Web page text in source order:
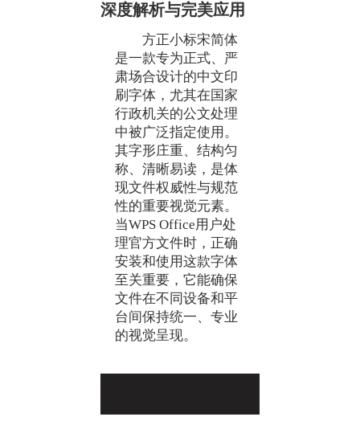
深度解析与完美应用
方正小标宋简体
是一款专为正式、严
肃场合设计的中文印
刷字体，尤其在国家
行政机关的公文处理
中被广泛指定使用。
其字形庄重、结构匀
称、清晰易读，是体
现文件权威性与规范
性的重要视觉元素。
当WPS Office用户处
理官方文件时，正确
安装和使用这款字体
至关重要，它能确保
文件在不同设备和平
台间保持统一、专业
的视觉呈现。